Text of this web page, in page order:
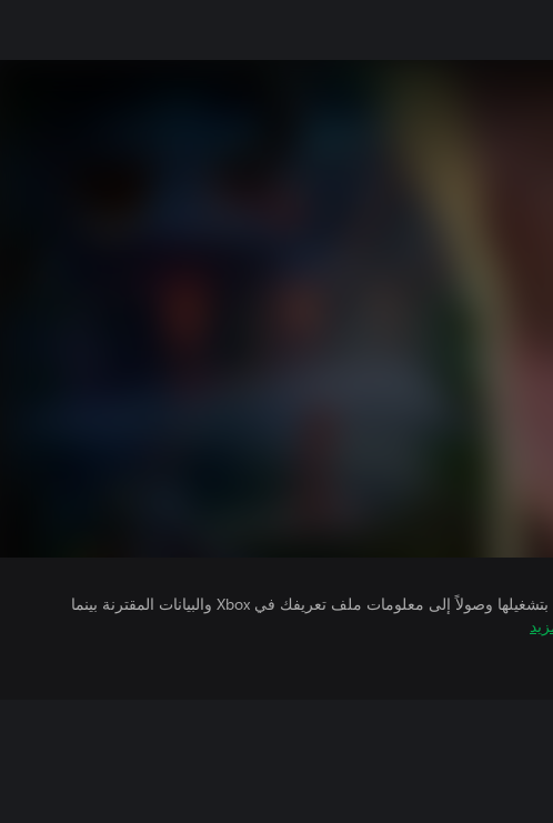
يتلقى ناشرو الألعاب التي تقوم بتشغيلها وصولاً إلى معلومات ملف تعريفك في Xbox والبيانات المقترنة بينما